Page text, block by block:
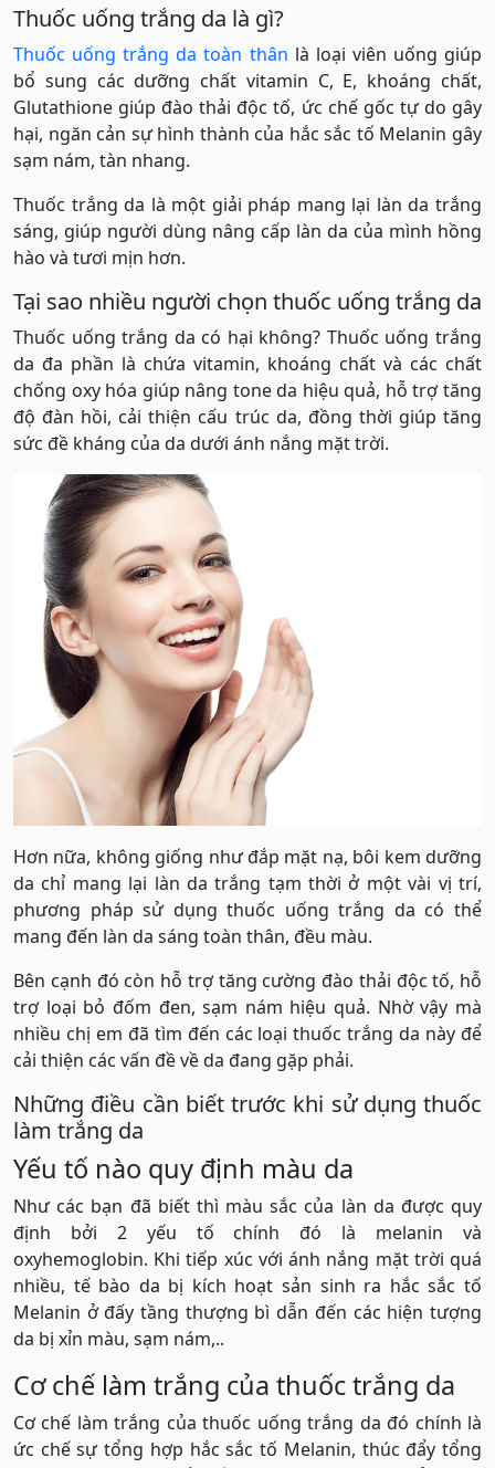
Thuốc uống trắng da là gì?
Thuốc uống trắng da toàn thân là loại viên uống giúp
bổ sung các dưỡng chất vitamin C, E, khoáng chất,
Glutathione giúp đào thải độc tố, ức chế gốc tự do gây
hại, ngăn cản sự hình thành của hắc sắc tố Melanin gây
sạm nám, tàn nhang.
Thuốc trắng da là một giải pháp mang lại làn da trắng
sáng, giúp người dùng nâng cấp làn da của mình hồng
hào và tươi mịn hơn.
Tại sao nhiều người chọn thuốc uống trắng da
Thuốc uống trắng da có hại không? Thuốc uống trắng
da đa phần là chứa vitamin, khoáng chất và các chất
chống oxy hóa giúp nâng tone da hiệu quả, hỗ trợ tăng
độ đàn hồi, cải thiện cấu trúc da, đồng thời giúp tăng
sức đề kháng của da dưới ánh nắng mặt trời.
Hơn nữa, không giống như đắp mặt nạ, bôi kem dưỡng
da chỉ mang lại làn da trắng tạm thời ở một vài vị trí,
phương pháp sử dụng thuốc uống trắng da có thể
mang đến làn da sáng toàn thân, đều màu.
Bên cạnh đó còn hỗ trợ tăng cường đào thải độc tố, hỗ
trợ loại bỏ đốm đen, sạm nám hiệu quả. Nhờ vậy mà
nhiều chị em đã tìm đến các loại thuốc trắng da này để
cải thiện các vấn đề về da đang gặp phải.
Những điều cần biết trước khi sử dụng thuốc
làm trắng da
Yếu tố nào quy định màu da
Như các bạn đã biết thì màu sắc của làn da được quy
định bởi 2 yếu tố chính đó là melanin và
oxyhemoglobin. Khi tiếp xúc với ánh nắng mặt trời quá
nhiều, tế bào da bị kích hoạt sản sinh ra hắc sắc tố
Melanin ở đấy tầng thượng bì dẫn đến các hiện tượng
da bị xỉn màu, sạm nám,..
Cơ chế làm trắng của thuốc trắng da
Cơ chế làm trắng của thuốc uống trắng da đó chính là
ức chế sự tổng hợp hắc sắc tố Melanin, thúc đẩy tổng